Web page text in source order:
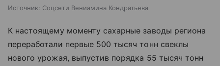
Источник: Соцсети Вениамина Кондратьева
К настоящему моменту сахарные заводы региона
переработали первые 500 тысяч тонн свеклы
нового урожая, выпустив порядка 55 тысяч тонн